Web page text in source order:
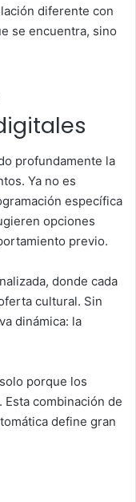
diferente con
se encuentra, sino
profundamente la
Ya no es
específica
opciones
previo.
donde cada
cultural. Sin
dinámica: la
porque los
combinación de
define gran